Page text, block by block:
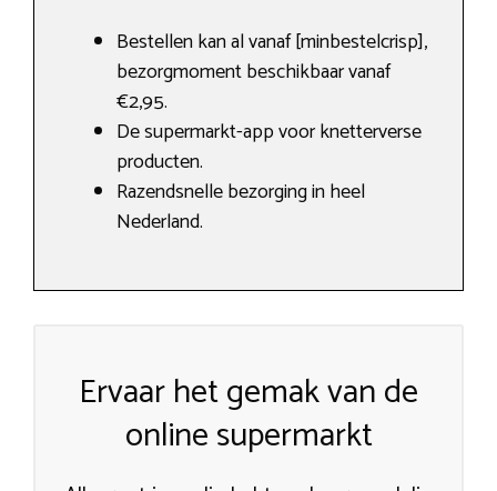
Bestellen kan al vanaf [minbestelcrisp],
bezorgmoment beschikbaar vanaf
€2,95.
De supermarkt-app voor knetterverse
producten.
Razendsnelle bezorging in heel
Nederland.
Ervaar het gemak van de
online supermarkt